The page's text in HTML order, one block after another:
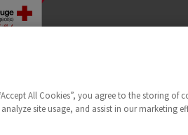
All Cookies”, you agree to the storing of
site usage, and assist in our marketing